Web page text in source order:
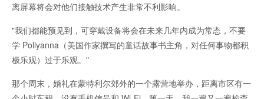
离屏幕将会对他们接触技术产生非常不利影响。
"我们都能预见到，可穿戴设备将会在未来几年内成为常态，不要
学 Pollyanna（美国作家撰写的童话故事书主角，对任何事物都积
极乐观）过于乐观。"
那个周末，婚礼在蒙特利尔郊外的一个露营地举办，距离市区有一